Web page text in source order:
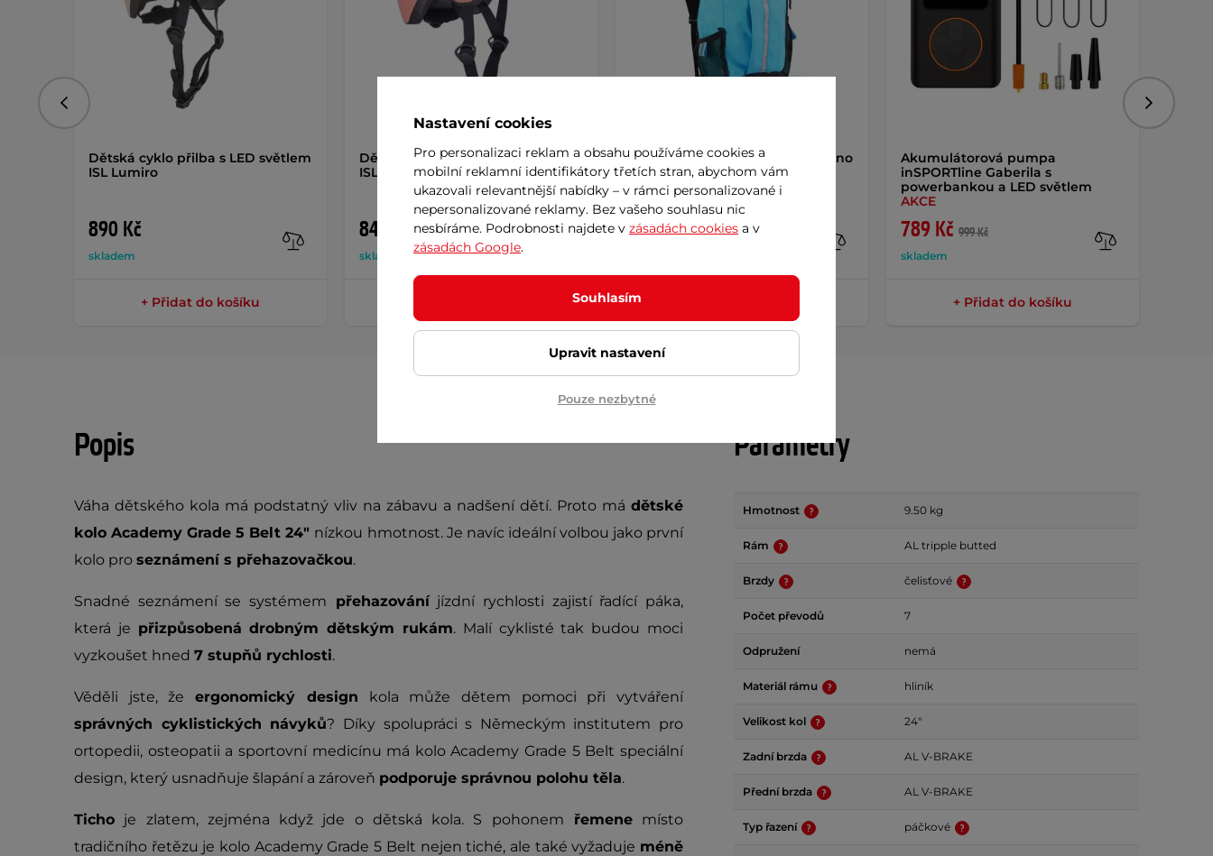
Dětská cyklo přilba s LED světlem
ISL Lumiro
890 Kč
skladem
+ Přidat do košíku
Dětská cyklo přilba s LED světlem
ISL Lumitto
849 Kč
skladem
Dětský batoh inSPORTline Expino
399 Kč
Akumulátorová pumpa
inSPORTline Gaberila s
powerbankou a LED světlem
AKCE
789 Kč 999 Kč
skladem
+ Přidat do košíku
Předchozí
Popis
Váha dětského kola má podstatný vliv na zábavu a nadšení dětí. Proto má dětské
kolo Academy Grade 5 Belt 24" nízkou hmotnost. Je navíc ideální volbou jako první
kolo pro seznámení s přehazovačkou.
Snadné seznámení se systémem přehazováníjízdní rychlosti zajistí řadící páka,
která je přizpůsobená drobným dětským rukám. Malí cyklisté tak budou moci
vyzkoušet hned 7 stupňů rychlosti.
Věděli jste, žeergonomický design kola může dětem pomoci při vytváření
správných cyklistických návyků? Díky spolupráci s Německým institutem pro
ortopedii, osteopatii a sportovní medicínu má kolo Academy Grade 5 Belt speciální
design, který usnadňuje šlapání a zároveň podporuje správnou polohu těla.
Ticho je zlatem, zejména když jde o dětská kola. S pohonem řemenemísto
tradičního řetězu je kolo Academy Grade 5 Belt nejen tiché, ale také vyžaduje méně
Parametry
Hmotnost 9.50 kg
Rám AL tripple butted
Brzdy čelisťové
Počet převodů 7
Odpružení nemá
Materiál rámu hliník
Velikost kol 24"
Zadní brzda AL V-BRAKE
Přední brzda AL V-BRAKE
Typ řazení páčkové
Nastavení cookies
Pro personalizaci reklam a obsahu používáme cookies a
mobilní reklamní identifikátory třetích stran, abychom vám
ukazovali relevantnější nabídky – v rámci personalizované i
nepersonalizované reklamy. Bez vašeho souhlasu nic
nesbíráme. Podrobnosti najdete v zásadách cookies a v
zásadách Google.
Souhlasím
Upravit nastavení
Pouze nezbytné